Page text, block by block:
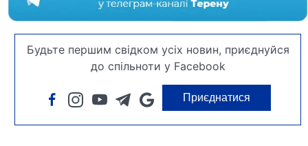
Будьте першим свідком усіх новин, приєднуйся
до спільноти у Facebook
Приєднатися